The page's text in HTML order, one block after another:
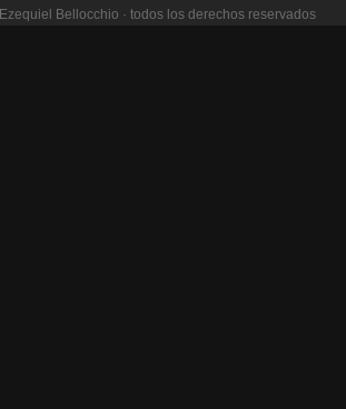
Ezequiel Bellocchio · todos los derechos reservados